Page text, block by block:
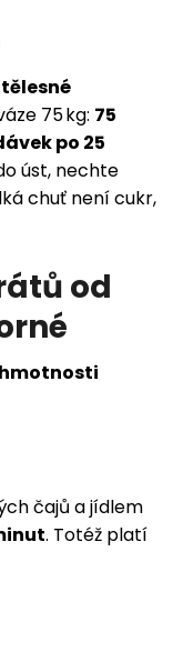
tělesné
75 kg: 75
po 25
úst, nechte
chuť není cukr,
od
hmotnosti
čajů a jídlem
. Totéž platí